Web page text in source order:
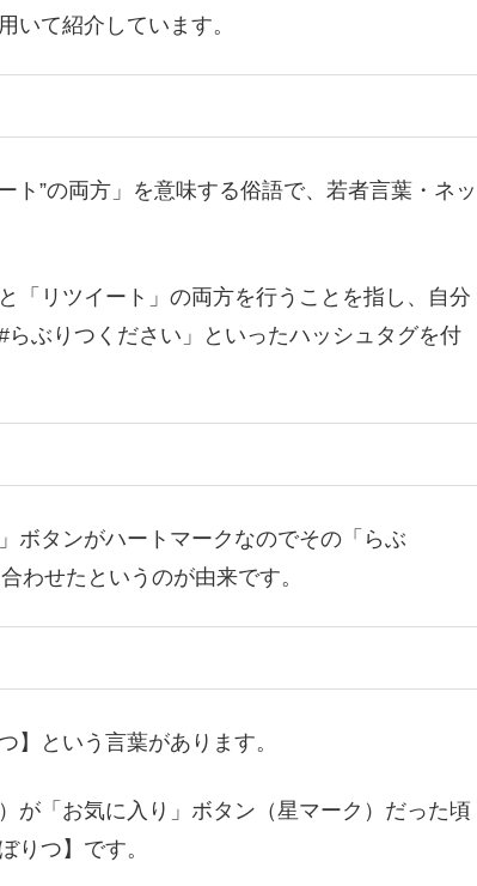
いて紹介しています。
ト”の両方」を意味する俗語で、若者言葉・ネッ
「リツイート」の両方を行うことを指し、自分
ぶりつください」といったハッシュタグを付
ボタンがハートマークなのでその「らぶ
わせたというのが由来です。
】という言葉があります。
が「お気に入り」ボタン（星マーク）だった頃
りつ】です。